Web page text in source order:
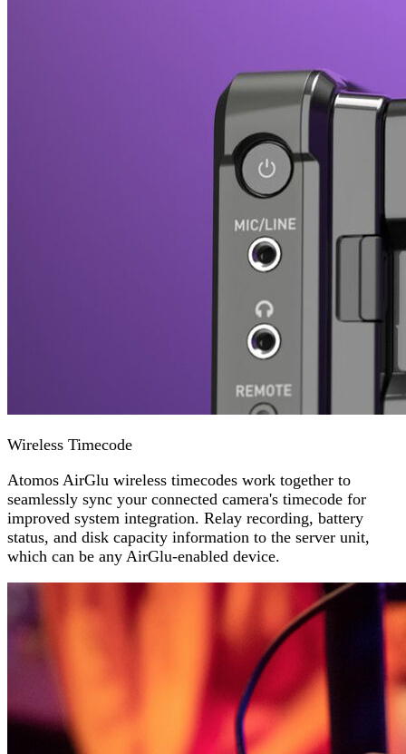
Wireless Timecode
Atomos AirGlu wireless timecodes work together to
seamlessly sync your connected camera's timecode for
improved system integration. Relay recording, battery
status, and disk capacity information to the server unit,
which can be any AirGlu-enabled device.